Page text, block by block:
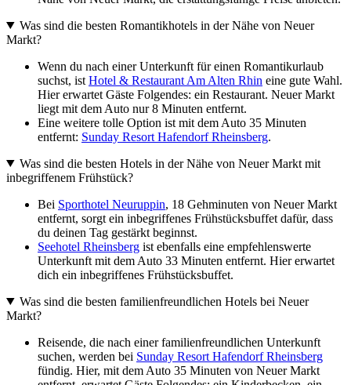
Was sind die besten Romantikhotels in der Nähe von Neuer
Markt?
Wenn du nach einer Unterkunft für einen Romantikurlaub
suchst, ist Hotel & Restaurant Am Alten Rhin eine gute Wahl.
Hier erwartet Gäste Folgendes: ein Restaurant. Neuer Markt
liegt mit dem Auto nur 8 Minuten entfernt.
Eine weitere tolle Option ist mit dem Auto 35 Minuten
entfernt: Sunday Resort Hafendorf Rheinsberg.
Was sind die besten Hotels in der Nähe von Neuer Markt mit
inbegriffenem Frühstück?
Bei Sporthotel Neuruppin, 18 Gehminuten von Neuer Markt
entfernt, sorgt ein inbegriffenes Frühstücksbuffet dafür, dass
du deinen Tag gestärkt beginnst.
Seehotel Rheinsberg ist ebenfalls eine empfehlenswerte
Unterkunft mit dem Auto 33 Minuten entfernt. Hier erwartet
dich ein inbegriffenes Frühstücksbuffet.
Was sind die besten familienfreundlichen Hotels bei Neuer
Markt?
Reisende, die nach einer familienfreundlichen Unterkunft
suchen, werden bei Sunday Resort Hafendorf Rheinsberg
fündig. Hier, mit dem Auto 35 Minuten von Neuer Markt